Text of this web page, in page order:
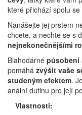
které přichází spolu se
Nanášejte jej prstem
chcete, a nechte se s
nejnekonečnějšími
Blahodárné působení
pomáhá zvýšit vaše
studeným efektem.
anální dutinu pro její
Vlastnosti: